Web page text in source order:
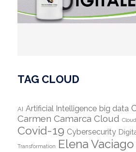
TAG CLOUD
AI Artificial Intelligence big data
Carmen Camarca Cloud
Covid-19 Cybersecurity
Transformation Elena Vaciago